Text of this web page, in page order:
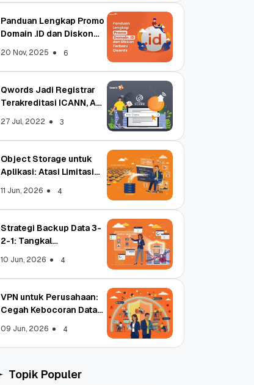
Panduan Lengkap Promo
Domain .ID dan Diskon
20 Nov, 2025 6
Qwords Jadi Registrar
Terakreditasi ICANN, Apa
27 Jul, 2022 3
Object Storage untuk
Aplikasi: Atasi Limitasi
11 Jun, 2026 4
Strategi Backup Data 3-
2-1: Tangkal
10 Jun, 2026 4
VPN untuk Perusahaan:
Cegah Kebocoran Data
09 Jun, 2026 4
Topik Populer